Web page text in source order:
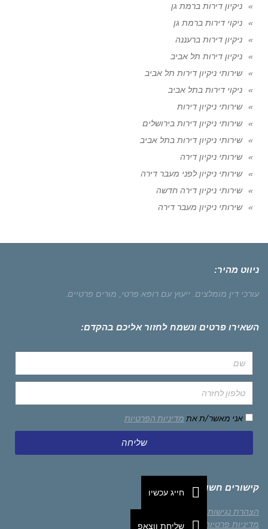
ניקיון דירות ברמת גן
ניקוי דירות ברמת גן
ניקיון דירות ברעננה
ניקיון דירות תל אביב
שירותי ניקיון דירות תל אביב
ניקוי דירות בתל אביב
שירותי ניקיון דירות
שירותי ניקיון דירות בירושלים
שירותי ניקיון דירות בתל אביב
שירותי ניקיון דירה
שירותי ניקיון לפני מעבר דירה
שירותי ניקיון דירה חדשה
שירותי ניקיון מעבר דירה
ניווט מהיר:
עורכי דין מומלצים. ייעוץ עם רופא פרטי, מורים פרטיים.
השאירו פרטים ונשמח לחזור אליכם בהקדם:
אני מאשר/ת את מדיניות הפרטיות
שליחה
קישורים חשובים
הצהרת נגישות
מדיניות פרטיות
חייג עכשיו
שליחת ווצאפ